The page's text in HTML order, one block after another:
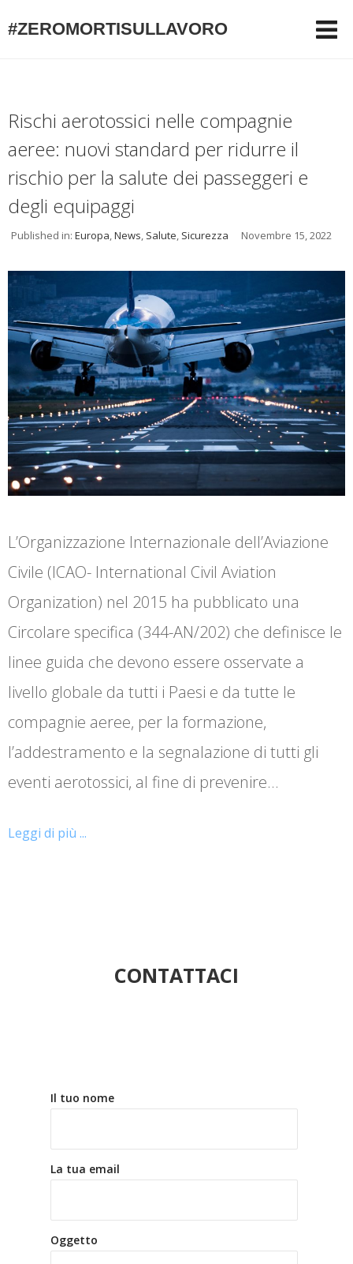
#ZEROMORTISULLAVORO
Rischi aerotossici nelle compagnie
aeree: nuovi standard per ridurre il
rischio per la salute dei passeggeri e
degli equipaggi
Published in: Europa,News, Salute, Sicurezza Novembre 15, 2022
L’Organizzazione Internazionale dell’Aviazione
Civile (ICAO- International Civil Aviation
Organization) nel 2015 ha pubblicato una
Circolare specifica (344-AN/202) che definisce le
linee guida che devono essere osservate a
livello globale da tutti i Paesi e da tutte le
compagnie aeree, per la formazione,
l’addestramento e la segnalazione di tutti gli
eventi aerotossici, al fine di prevenire…
Leggi di più ...
CONTATTACI
Il tuo nome
La tua email
Oggetto